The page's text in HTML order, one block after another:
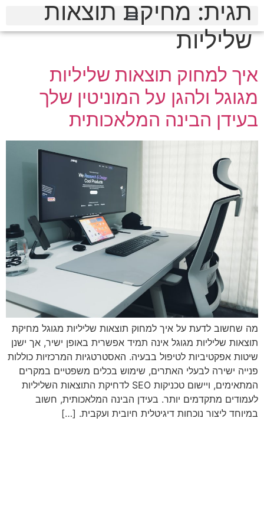
תגית: מחיקת תוצאות
שליליות
איך למחוק תוצאות שליליות
מגוגל ולהגן על המוניטין שלך
בעידן הבינה המלאכותית
מה שחשוב לדעת על איך למחוק תוצאות שליליות מגוגל מחיקת
תוצאות שליליות מגוגל אינה תמיד אפשרית באופן ישיר, אך ישנן
שיטות אפקטיביות לטיפול בבעיה. האסטרטגיות המרכזיות כוללות
פנייה ישירה לבעלי האתרים, שימוש בכלים משפטיים במקרים
המתאימים, ויישום טכניקות SEO לדחיקת התוצאות השליליות
לעמודים מתקדמים יותר. בעידן הבינה המלאכותית, חשוב
במיוחד ליצור נוכחות דיגיטלית חיובית ועקבית. […]